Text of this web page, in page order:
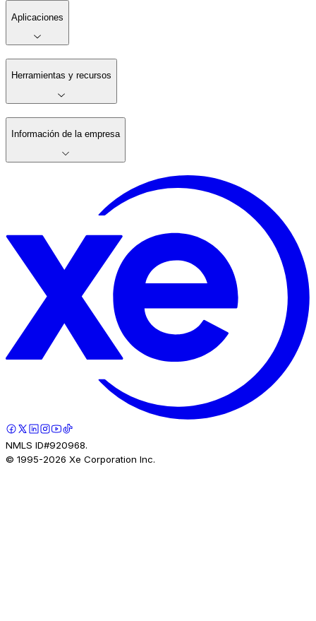
Aplicaciones
Herramientas y recursos
Información de la empresa
NMLS ID#920968.
© 1995-2026 Xe Corporation Inc.